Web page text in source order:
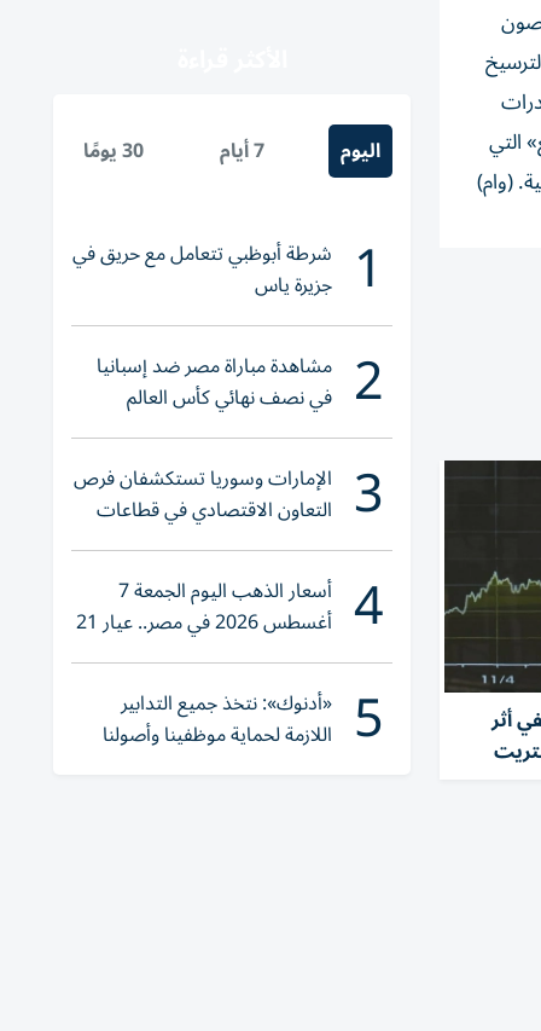
صون
التي
(وام)
أثر
اليوم 7 أيام 30 يومًا
1 شرطة أبوظبي تتعامل مع حريق في
جزيرة ياس
2 مشاهدة مباراة مصر ضد إسبانيا
في نصف نهائي كأس العالم
لناشئات اليد 2026
3 الإمارات وسوريا تستكشفان فرص
التعاون الاقتصادي في قطاعات
حيوية
4 أسعار الذهب اليوم الجمعة 7
أغسطس 2026 في مصر.. عيار 21
يقترب من هذا الرقم
5 «أدنوك»: نتخذ جميع التدابير
اللازمة لحماية موظفينا وأصولنا